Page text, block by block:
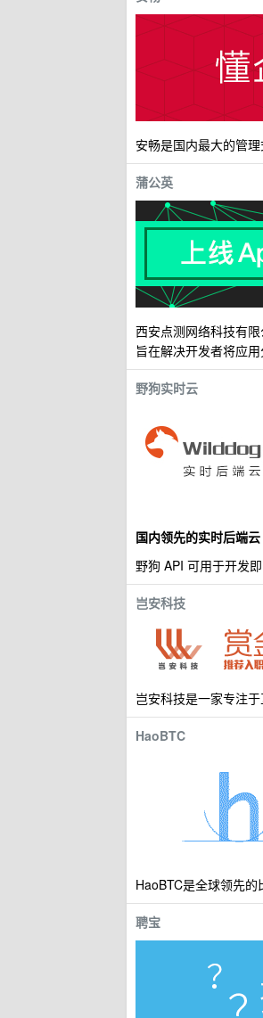
安畅是国内最大的管
蒲公英
西安点测网络科技有
旨在解决开发者将应
野狗实时云
国内领先的实时后端云
野狗 API 可用于开发
岂安科技
岂安科技是一家专注
HaoBTC
HaoBTC是全球领先的
聘宝